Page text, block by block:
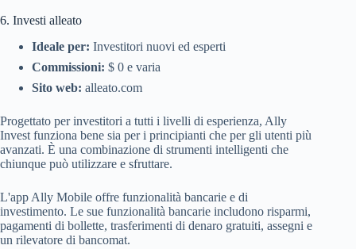
6. Investi alleato
Ideale per: Investitori nuovi ed esperti
Commissioni: $ 0 e varia
Sito web: alleato.com
Progettato per investitori a tutti i livelli di esperienza, Ally
Invest funziona bene sia per i principianti che per gli utenti più
avanzati. È una combinazione di strumenti intelligenti che
chiunque può utilizzare e sfruttare.
L'app Ally Mobile offre funzionalità bancarie e di
investimento. Le sue funzionalità bancarie includono risparmi,
pagamenti di bollette, trasferimenti di denaro gratuiti, assegni e
un rilevatore di bancomat.